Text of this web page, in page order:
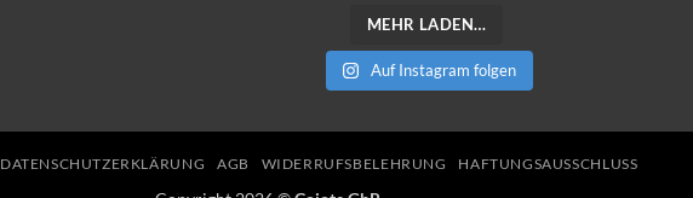
MEHR LADEN…
Auf Instagram folgen
DATENSCHUTZERKLÄRUNG AGB WIDERRUFSBELEHRUNG HAFTUNGSAUSSCHLUSS